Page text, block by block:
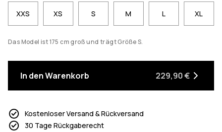
XXS XS S M L XL
Das Model ist 175 cm groß und trägt Größe S.
In den Warenkorb 229,90 €
Kostenloser Versand & Rückversand
30 Tage Rückgaberecht